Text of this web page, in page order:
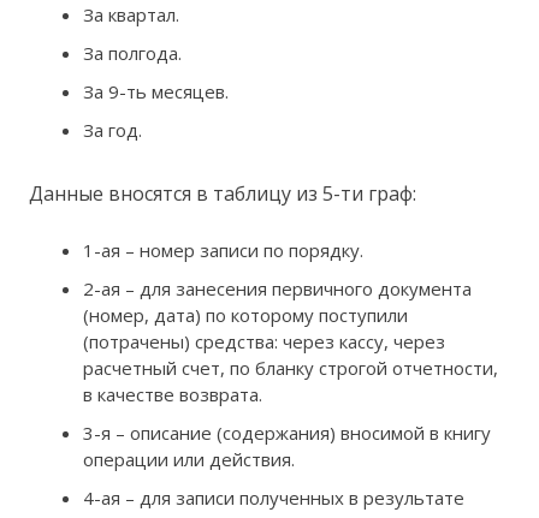
За квартал.
За полгода.
За 9-ть месяцев.
За год.
Данные вносятся в таблицу из 5-ти граф:
1-ая – номер записи по порядку.
2-ая – для занесения первичного документа
(номер, дата) по которому поступили
(потрачены) средства: через кассу, через
расчетный счет, по бланку строгой отчетности,
в качестве возврата.
3-я – описание (содержания) вносимой в книгу
операции или действия.
4-ая – для записи полученных в результате